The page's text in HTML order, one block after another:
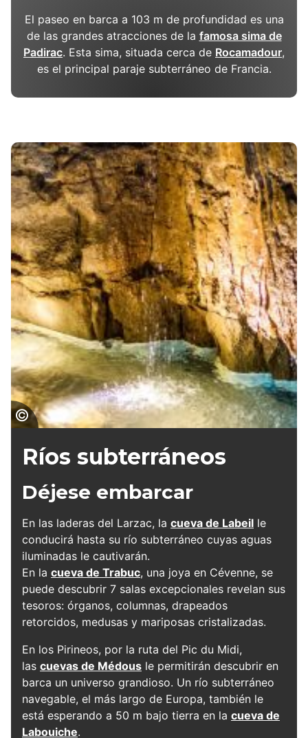
El paseo en barca a 103 m de profundidad es una
de las grandes atracciones de la famosa sima de
Padirac. Esta sima, situada cerca de Rocamadour,
es el principal paraje subterráneo de Francia.
Ríos subterráneos
Déjese embarcar
En las laderas del Larzac, la cueva de Labeil le
conducirá hasta su río subterráneo cuyas aguas
iluminadas le cautivarán.
En la cueva de Trabuc, una joya en Cévenne, se
puede descubrir 7 salas excepcionales revelan sus
tesoros: órganos, columnas, drapeados
retorcidos, medusas y mariposas cristalizadas.
En los Pirineos, por la ruta del Pic du Midi,
las cuevas de Médous le permitirán descubrir en
barca un universo grandioso. Un río subterráneo
navegable, el más largo de Europa, también le
está esperando a 50 m bajo tierra en la cueva de
Labouiche.